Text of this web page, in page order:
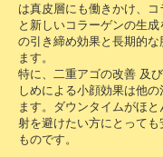
は真皮層にも働きかけ、
と新しいコラーゲンの生
の引き締め効果と長期的な
ます。
特に、二重アゴの改善 及
しめによる小顔効果は他
ます。ダウンタイムがほ
射を避けたい方にとって
ものです。